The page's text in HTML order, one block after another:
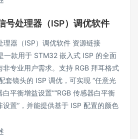
号处理器（ISP）调优软件
器（ISP）调优软件 资源链接
一款用于 STM32 嵌入式 ISP 的全面
专业用户需求。支持 RGB 拜耳格式
套镜头的 ISP 调优，可实现 “任意光
白平衡增益设置”“RGB 传感器白平衡
置”，并能提供基于 ISP 配置的颜色